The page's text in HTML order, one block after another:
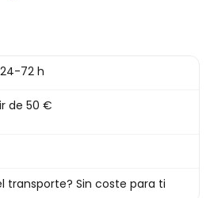
72 h
de 50 €
transporte? Sin coste para ti